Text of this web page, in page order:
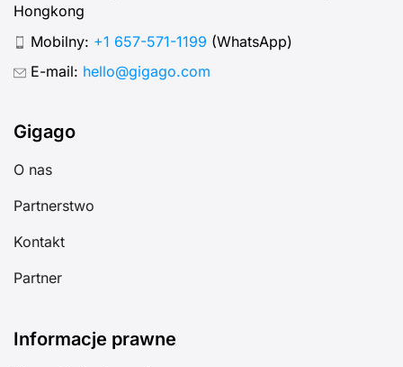
Hongkong
Mobilny: +1 657-571-1199 (WhatsApp)
E-mail: hello@gigago.com
Gigago
O nas
Partnerstwo
Kontakt
Partner
Informacje prawne